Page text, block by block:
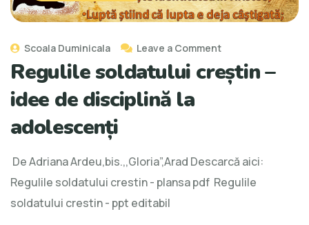
Scoala Duminicala Leave a Comment
Regulile soldatului creștin –
idee de disciplină la
adolescenți
De Adriana Ardeu,bis.,,Gloria”,Arad Descarcă aici:
Regulile soldatului crestin - plansa pdf Regulile
soldatului crestin - ppt editabil